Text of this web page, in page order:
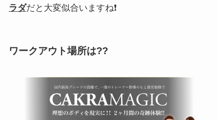
ラダだと大変似合いますね❗
ワークアウト場所は??